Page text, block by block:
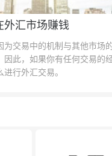
外汇市场赚钱
为交易中的机制与其他市场
因此，如果你有任何交易的
行外汇交易。